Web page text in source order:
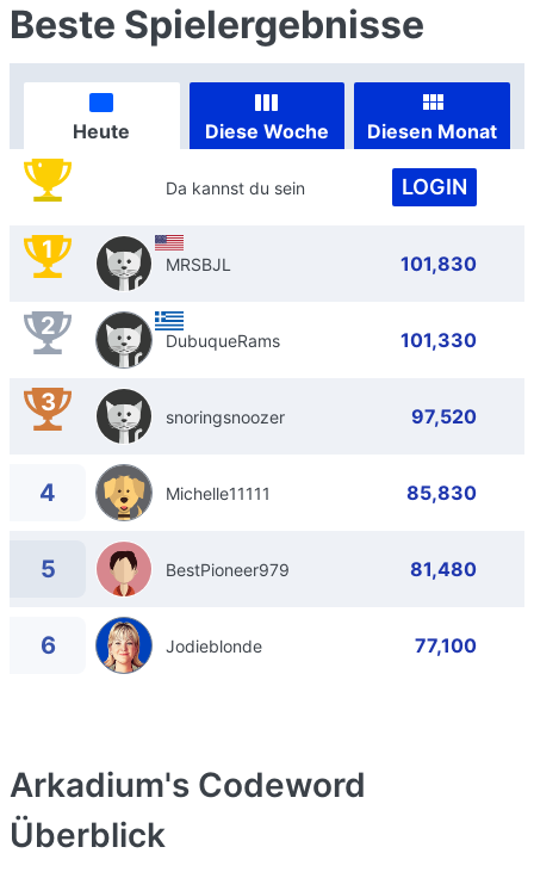
Beste Spielergebnisse
Heute Diese Woche Diesen Monat
Da kannst du sein LOGIN
1 MRSBJL 101,830
2 DubuqueRams 101,330
3 snoringsnoozer 97,520
4 Michelle11111 85,830
5 BestPioneer979 81,480
6 Jodieblonde 77,100
Arkadium's Codeword
Überblick